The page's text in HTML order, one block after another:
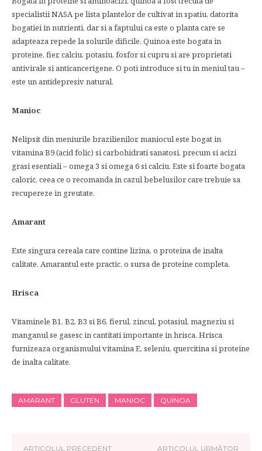
specialistii NASA pe lista plantelor de cultivat in spatiu, datorita
bogatiei in nutrienti, dar si a faptului ca este o planta care se
adapteaza repede la solurile dificile. Quinoa este bogata in
proteine, fier, calciu, potasiu, fosfor si cupru si are proprietati
antivirale si anticancerigene. O poti introduce si tu in meniul tau –
este un antidepresiv natural.
Manioc
Nelipsit din meniurile brazilienilor, maniocul este bogat in
vitamina B9 (acid folic) si carbohidrati sanatosi, precum si acizi
grasi esentiali – omega 3 si omega 6 si calciu. Este si foarte bogata
caloric, ceea ce o recomanda in cazul bebelusilor care trebuie sa
recupereze in greutate.
Amarant
Este singura cereala care contine lizina, o proteina de inalta
calitate. Amarantul este practic, o sursa de proteine completa.
Hrisca
Vitaminele B1, B2, B3 si B6, fierul, zincul, potasiul, magneziu si
manganul se gasesc in cantitati importante in hrisca. Hrisca
furnizeaza organismului vitamina E, seleniu, quercitina si proteine
de inalta calitate.
AMARANT GLUTEN MANIOC QUINOA
ARTICOLUL PRECEDENT ARTICOLUL URMĂTOR